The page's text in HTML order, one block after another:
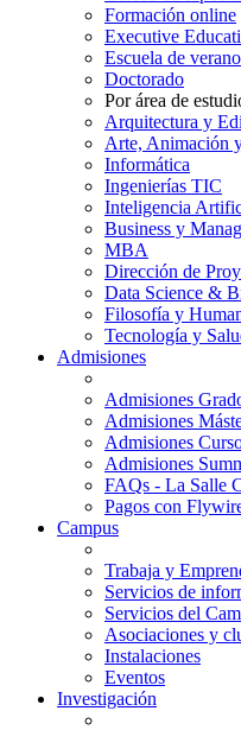
Formación online
Executive
Escuela de verano
Doctorado
Por área de
Arquitectura y
Arte, Animación
Informática
Ingenierías TIC
Inteligencia
Business y
MBA
Dirección de
Data Science &
Filosofía y
Tecnología y
Admisiones
Admisiones
Admisiones
Admisiones
Admisiones
FAQs - La Salle
Pagos con
Campus
Trabaja y
Servicios de
Servicios del
Asociaciones y
Instalaciones
Eventos
Investigación